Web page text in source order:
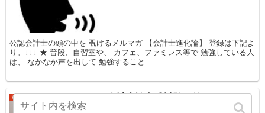
公認会計士の頭の中を 覗けるメルマガ 【会計士進化論】 登録は下記よ
り。↓↓↓ ★ 普段、自習室や、 カフェ、ファミレス等で 勉強している人
は、 なかなか声を出して 勉強すること...
勉強法
会計士論文式試験が始まります！
受験生へ贈る10のメッセージ。